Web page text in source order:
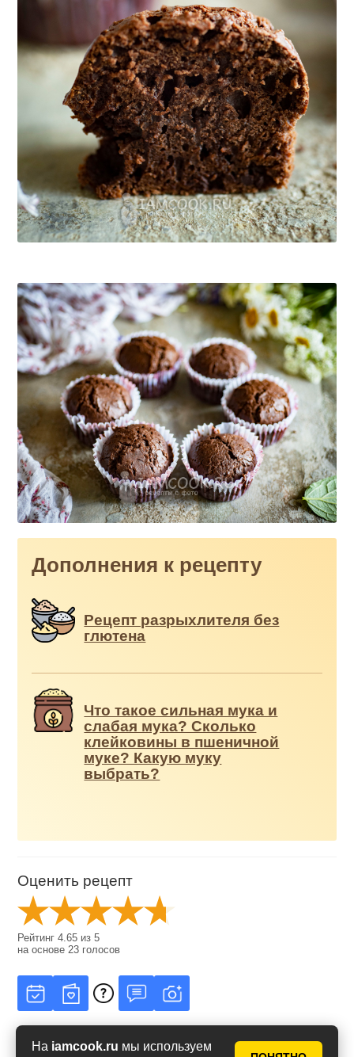
На iamcook.ru мы используем
Дополнения к рецепту
Рецепт разрыхлителя без
глютена
Что такое сильная мука и
слабая мука? Сколько
клейковины в пшеничной
муке? Какую муку
выбрать?
Оценить рецепт
Рейтинг4.65 из5
на основе 23 голосов